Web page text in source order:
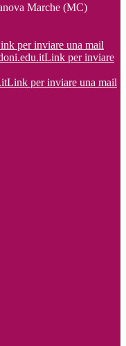
Marche (MC)
per inviare una mail
Link per inviare
Link per inviare una mail